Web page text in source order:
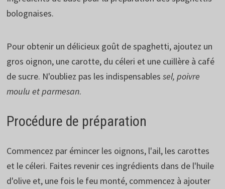
bolognaises.
Pour obtenir un délicieux goût de spaghetti, ajoutez un
gros oignon, une carotte, du céleri et une cuillère à café
de sucre. N'oubliez pas les indispensablessel, poivre
moulu et parmesan.
Procédure de préparation
Commencez par émincer les oignons, l'ail, les carottes
et le céleri. Faites revenir ces ingrédients dans de l'huile
d'olive et, une fois le feu monté, commencez à ajouter